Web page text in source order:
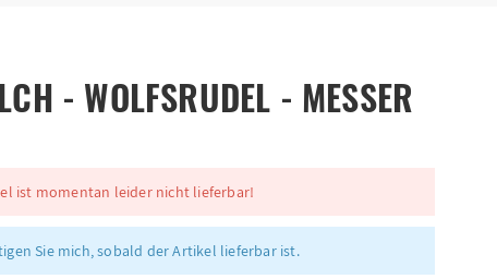
- WOLFSRUDEL - MESSER
ist momentan leider nicht lieferbar!
Sie mich, sobald der Artikel lieferbar ist.